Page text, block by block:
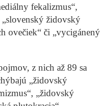
fekalizmus“,
„slovenský židovský
ovečiek“ či „vycigánený
z nich až 89 sa
„židovský
„židovský